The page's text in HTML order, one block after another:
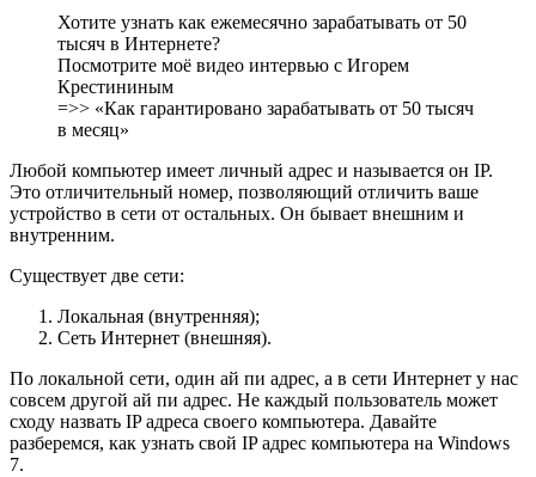
Хотите узнать как ежемесячно зарабатывать от 50
тысяч в Интернете?
Посмотрите моё видео интервью с Игорем
Крестининым
=>> «Как гарантировано зарабатывать от 50 тысяч
в месяц»
Любой компьютер имеет личный адрес и называется он IP.
Это отличительный номер, позволяющий отличить ваше
устройство в сети от остальных. Он бывает внешним и
внутренним.
Существует две сети:
Локальная (внутренняя);
Сеть Интернет (внешняя).
По локальной сети, один ай пи адрес, а в сети Интернет у нас
совсем другой ай пи адрес. Не каждый пользователь может
сходу назвать IP адреса своего компьютера. Давайте
разберемся, как узнать свой IP адрес компьютера на Windows
7.